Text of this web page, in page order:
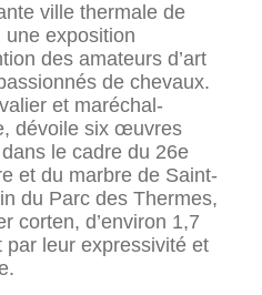
ville thermale de
exposition
des amateurs d’art
de chevaux.
et maréchal-
dévoile six œuvres
le cadre du 26e
et du marbre de Saint-
du Parc des Thermes,
corten, d’environ 1,7
par leur expressivité et